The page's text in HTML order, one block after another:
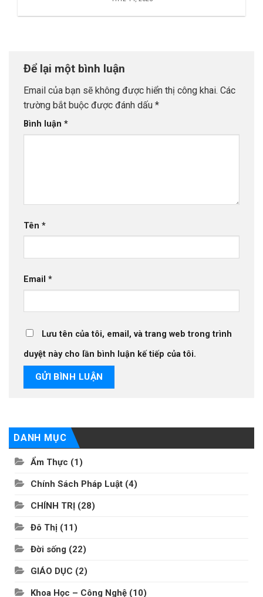
Để lại một bình luận
Email của bạn sẽ không được hiển thị công khai. Các
trường bắt buộc được đánh dấu *
Bình luận *
Tên *
Email *
Lưu tên của tôi, email, và trang web trong trình
duyệt này cho lần bình luận kế tiếp của tôi.
DANH MỤC
Ẩm Thực (1)
Chính Sách Pháp Luật (4)
CHÍNH TRỊ (28)
Đô Thị (11)
Đời sống (22)
GIÁO DỤC (2)
Khoa Học – Công Nghệ (10)